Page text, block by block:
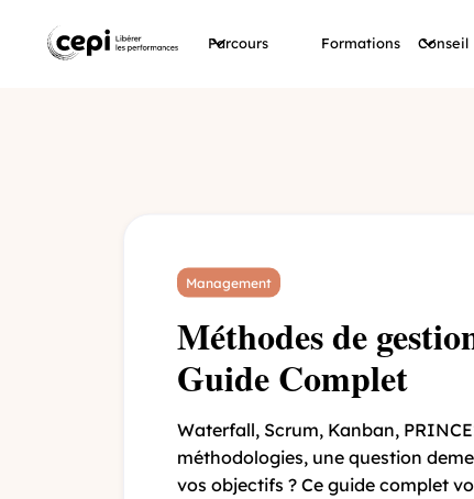
Parcours Formations Conseil
On
Management
Méthodes de
Guide Complet
Waterfall, Scrum, Kanban,
méthodologies, une question
vos objectifs ? Ce guide complet